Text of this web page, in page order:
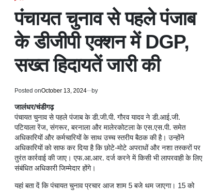
पंचायत चुनाव से पहले पंजाब
के डीजीपी एक्शन में DGP,
सख्त हिदायतें जारी की
Posted onOctober 13, 2024 by
जालंधर/चंडीगढ़
पंचायत चुनाव से पहले पंजाब के डी.जी.पी. गौरव यादव ने डी.आई.जी.
पटियाला रेंज, संगरूर, बरनाला और मालेरकोटला के एस.एस.पी. समेत
अधिकारियों और कर्मचारियों के साथ उच्च स्तरीय बैठक की है। उन्होंने
अधिकारियों को साफ कर दिया है कि छोटे-मोटे अपराधों और नशा तस्करों पर
तुरंत कार्रवाई की जाए। एफ.आ.आर. दर्ज करने में किसी भी लापरवाही के लिए
संबंधित अधिकारी जिम्मेदार होंगे।
यहां बता दें कि पंचायत चुनाव प्रचार आज शाम 5 बजे थम जाएगा। 15 को